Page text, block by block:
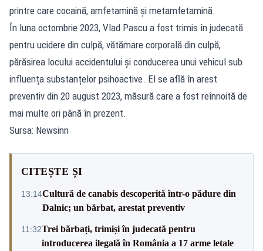
printre care cocaină, amfetamină și metamfetamină.
În luna octombrie 2023, Vlad Pascu a fost trimis în judecată
pentru ucidere din culpă, vătămare corporală din culpă,
părăsirea locului accidentului și conducerea unui vehicul sub
influența substanțelor psihoactive. El se află în arest
preventiv din 20 august 2023, măsură care a fost reînnoită de
mai multe ori până în prezent.
Sursa: Newsinn
CITEȘTE ȘI
13:14Cultură de canabis descoperită într-o pădure din
Dalnic; un bărbat, arestat preventiv
11:32Trei bărbați, trimiși în judecată pentru
introducerea ilegală în România a 17 arme letale